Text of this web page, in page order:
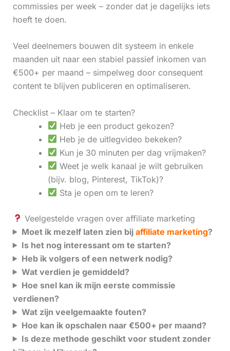
commissies per week – zonder dat je dagelijks iets
hoeft te doen.
Veel deelnemers bouwen dit systeem in enkele
maanden uit naar een stabiel passief inkomen van
€500+ per maand – simpelweg door consequent
content te blijven publiceren en optimaliseren.
Checklist – Klaar om te starten?
Heb je een product gekozen?
Heb je de uitlegvideo bekeken?
Kun je 30 minuten per dag vrijmaken?
Weet je welk kanaal je wilt gebruiken
(bijv. blog, Pinterest, TikTok)?
Sta je open om te leren?
Veelgestelde vragen over affiliate marketing
Moet ik mezelf laten zien bij affiliate marketing?
Is het nog interessant om te starten?
Heb ik volgers of een netwerk nodig?
Wat verdien je gemiddeld?
Hoe snel kan ik mijn eerste commissie
verdienen?
Wat zijn veelgemaakte fouten?
Hoe kan ik opschalen naar €500+ per maand?
Is deze methode geschikt voor student zonder